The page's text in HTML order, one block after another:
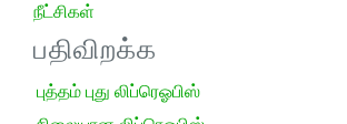
நீட்சிகள்
பதிவிறக்க
புத்தம் புது லிப்ரெஓபிஸ்